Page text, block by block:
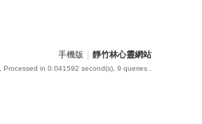
手機版 靜竹林心靈網站
, Processed in 0.041592 second(s), 9 queries .